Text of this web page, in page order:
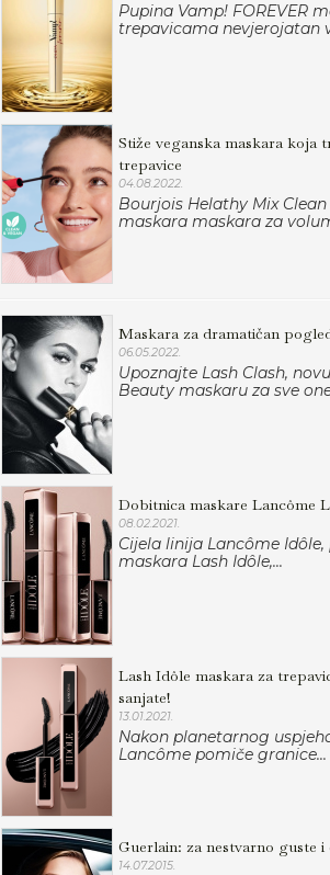
Pupina Vamp! FOREVER
trepavicama nevjerojatan
Stiže veganska maskara koja
trepavice
04.08.2022.
Bourjois Helathy Mix
maskara maskara za
Maskara za dramatičan
06.05.2022.
Upoznajte Lash Clash,
Beauty maskaru za sve
Dobitnica maskare Lancôme
08.02.2021.
Cijela linija Lancôme
maskara Lash Idôle,...
Lash Idôle maskara za
sanjate!
13.01.2021.
Nakon planetarnog
Lancôme pomiče granice...
Guerlain: za nestvarno guste
14.07.2015.